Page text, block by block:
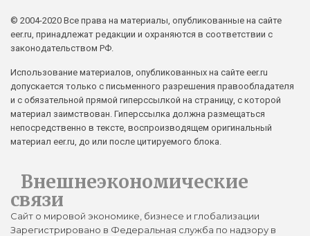
© 2004-2020 Все права на материалы, опубликованные на сайте
eer.ru, принадлежат редакции и охраняются в соответствии с
законодательством РФ.
Использование материалов, опубликованных на сайте eer.ru
допускается только с письменного разрешения правообладателя
и с обязательной прямой гиперссылкой на страницу, с которой
материал заимствован. Гиперссылка должна размещаться
непосредственно в тексте, воспроизводящем оригинальный
материал eer.ru, до или после цитируемого блока.
Внешнеэкономические
связи
Сайт о мировой экономике, бизнесе и глобализации
Зарегистрировано в Федеральная служба по надзору в